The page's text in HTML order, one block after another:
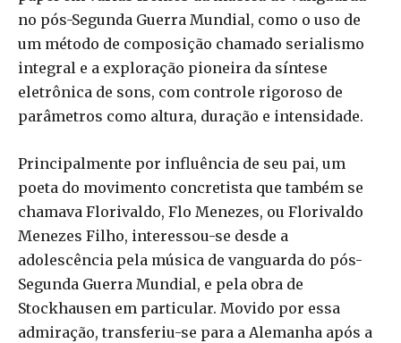
no pós-Segunda Guerra Mundial, como o uso de
um método de composição chamado serialismo
integral e a exploração pioneira da síntese
eletrônica de sons, com controle rigoroso de
parâmetros como altura, duração e intensidade.
Principalmente por influência de seu pai, um
poeta do movimento concretista que também se
chamava Florivaldo, Flo Menezes, ou Florivaldo
Menezes Filho, interessou-se desde a
adolescência pela música de vanguarda do pós-
Segunda Guerra Mundial, e pela obra de
Stockhausen em particular. Movido por essa
admiração, transferiu-se para a Alemanha após a